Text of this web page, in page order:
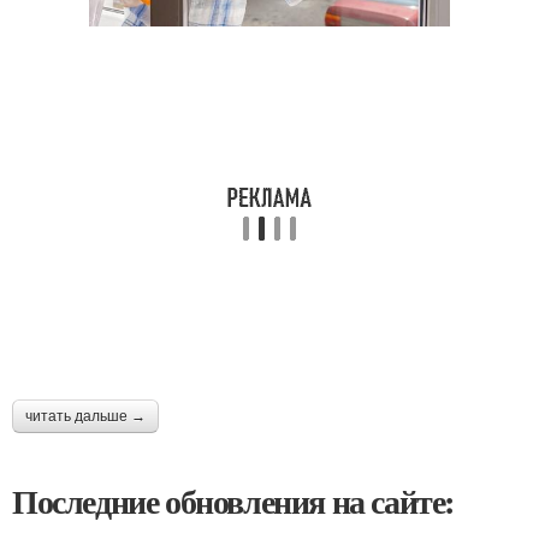
читать дальше →
Последние обновления на сайте: